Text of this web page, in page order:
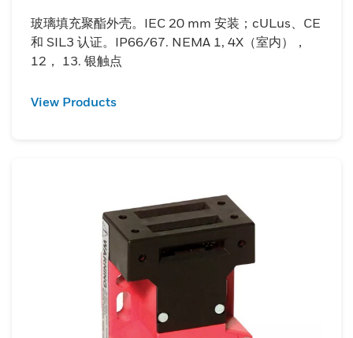
玻璃填充聚酯外壳。IEC 20 mm 安装；cULus、CE
和 SIL3 认证。IP66/67. NEMA 1, 4X（室内），
12， 13. 银触点
View Products